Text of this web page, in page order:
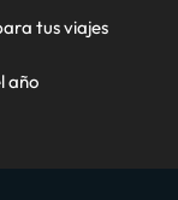
tus viajes
año